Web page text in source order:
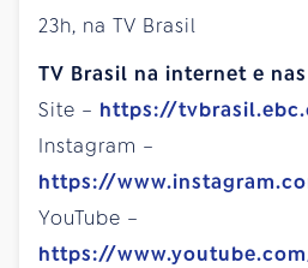
23h, na TV Brasil
TV Brasil na internet e
Site – https://
Instagram –
https://
YouTube –
https://